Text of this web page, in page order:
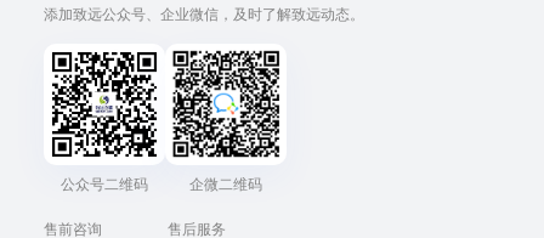
添加致远公众号、企业微信，及时了解致远动态。
公众号二维码 企微二维码
售前咨询 售后服务